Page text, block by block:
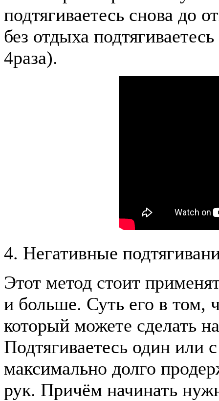
подтягиваетесь снова до
без отдыха
4раза).
4. Негативные
Этот метод стоит
и больше. Суть его в том,
который можете сделать
Подтягиваетесь один или
максимально долго
рук. Причём начинать